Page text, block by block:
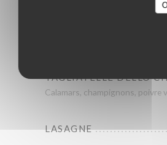
PENNE
TAGLIATELLE DELLO
Calamars, champignons, poivre
LASAGNE